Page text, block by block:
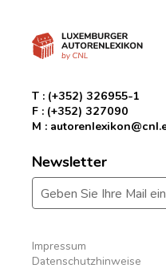
T : (+352) 326955-1
F : (+352) 327090
M :
Newsletter
Impressum
Datenschutzhinweise